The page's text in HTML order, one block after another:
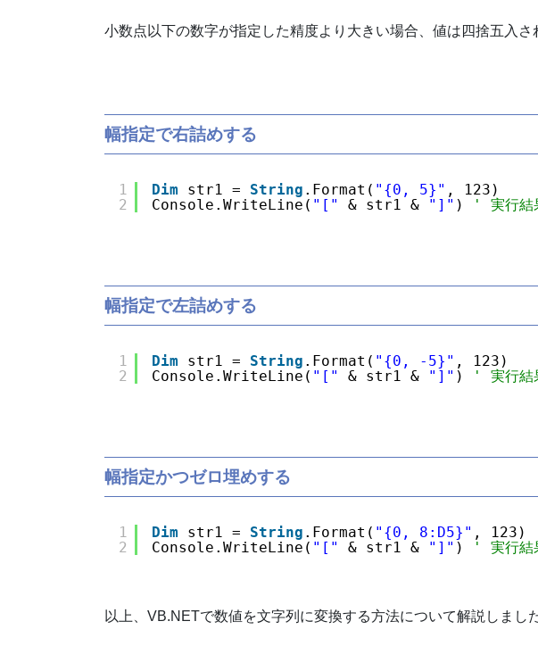
小数点以下の数字が指定した精度より大きい場合、値は四捨五入さ
幅指定で右詰めする
1
2
Dim str1 = String .Format( "{0, 5}" , 123)
Console.WriteLine( "[" & str1 & "]" ) ' 実行
幅指定で左詰めする
1
2
Dim str1 = String .Format( "{0, -5}" , 123)
Console.WriteLine( "[" & str1 & "]" ) ' 実行
幅指定かつゼロ埋めする
1
2
Dim str1 = String .Format( "{0, 8:D5}" , 123)
Console.WriteLine( "[" & str1 & "]" ) ' 実行
以上、VB.NETで数値を文字列に変換する方法について解説しました